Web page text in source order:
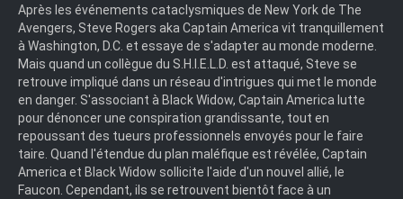
Après les événements cataclysmiques de New York de The
Avengers, Steve Rogers aka Captain America vit tranquillement
à Washington, D.C. et essaye de s'adapter au monde moderne.
Mais quand un collègue du S.H.I.E.L.D. est attaqué, Steve se
retrouve impliqué dans un réseau d'intrigues qui met le monde
en danger. S'associant à Black Widow, Captain America lutte
pour dénoncer une conspiration grandissante, tout en
repoussant des tueurs professionnels envoyés pour le faire
taire. Quand l'étendue du plan maléfique est révélée, Captain
America et Black Widow sollicite l'aide d'un nouvel allié, le
Faucon. Cependant, ils se retrouvent bientôt face à un